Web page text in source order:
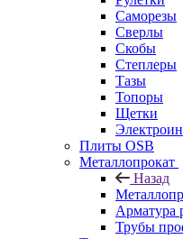
Саморезы
Сверлы
Скобы
Степлеры
Тазы
Топоры
Щетки
Плиты OSB
Металлопрокат
Назад
Арматура
Трубы